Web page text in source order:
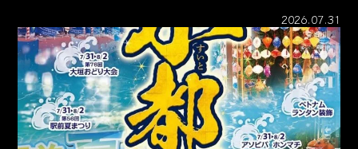
2026.07.31